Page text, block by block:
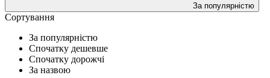
За популярністю
Сортування
За популярністю
Спочатку дешевше
Спочатку дорожчі
За назвою